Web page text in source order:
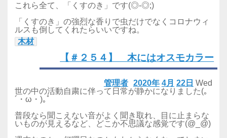
これら全て、「くすのき」です(◎-◎;)
「くすのき」の強烈な香りで虫だけでなくコロナウィ
ルスも倒してくれたらいいですね。
木材
【＃２５４】 木にはオスモカラー
2020年 4月 22日 Wed
管理者
世の中の活動自粛に伴って日常が静かになりました(｡
´・ω・)｡ﾟ
普段なら聞こえない音がよく聞き取れ、目に止まらな
いものが見えるなど、どこか不思議な感覚です(@_@)